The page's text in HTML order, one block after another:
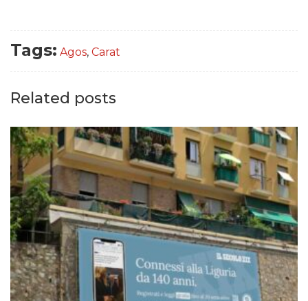
Tags: Agos, Carat
Related posts